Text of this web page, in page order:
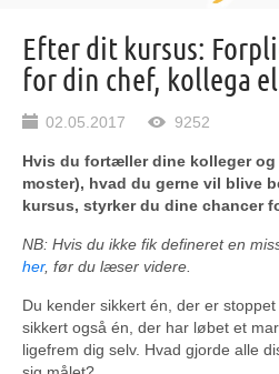
Efter dit kursus:
for din chef, kollega
02.05.2017 9252
Hvis du fortæller dine kolleger
moster), hvad du gerne vil blive
kursus, styrker du dine chancer
NB: Hvis du ikke fik defineret en
her, før du læser videre.
Du kender sikkert én, der er
sikkert også én, der har løbet et
ligefrem dig selv. Hvad gjorde alle